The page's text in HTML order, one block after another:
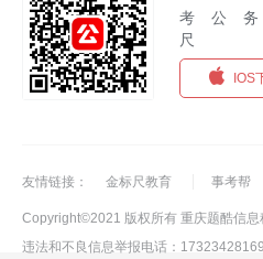
考公
尺
IOS
友情链接： 金标尺教育 事考帮
Copyright©2021 版权所有 重庆题酷信息
违法和不良信息举报电话：17323428169